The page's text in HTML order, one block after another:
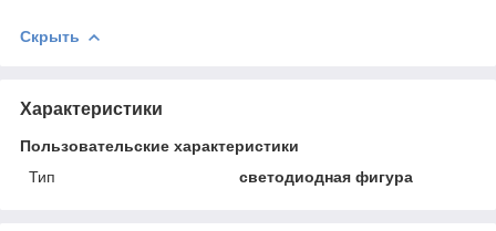
Скрыть
Характеристики
Пользовательские характеристики
Тип
светодиодная фигура